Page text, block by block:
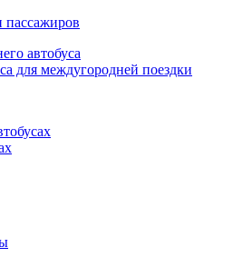
пассажиров
автобуса
для междугородней поездки